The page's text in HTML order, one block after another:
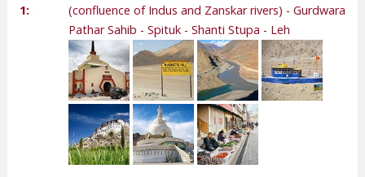
1:
(confluence of Indus and Zanskar rivers) - Gurdwara
Pathar Sahib - Spituk - Shanti Stupa - Leh